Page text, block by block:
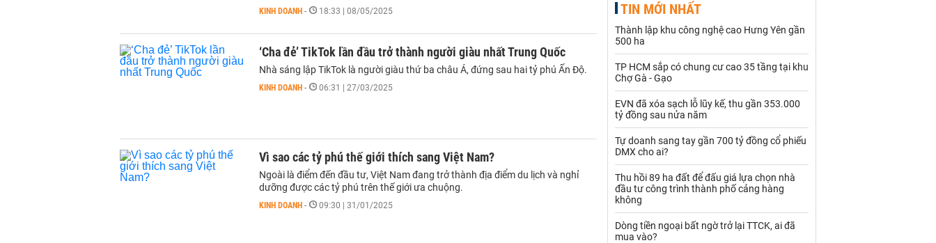
KINH DOANH - 18:33 | 08/05/2025
‘Cha đẻ’ TikTok lần đầu trở thành người giàu nhất Trung Quốc
Nhà sáng lập TikTok là người giàu thứ ba châu Á, đứng sau hai tỷ phú Ấn Độ.
KINH DOANH - 06:31 | 27/03/2025
Vì sao các tỷ phú thế giới thích sang Việt Nam?
Ngoài là điểm đến đầu tư, Việt Nam đang trở thành địa điểm du lịch và nghỉ
dưỡng được các tỷ phú trên thế giới ưa chuộng.
KINH DOANH - 09:30 | 31/01/2025
Hạt điều
Khí đốt
Kim loại khác Mắc ca
Muối Ngũ cốc
Nhựa - Hạt nhựa
Palladium Phân bón
Rau - Củ -Quả Sắt thép
Sữa
TIN MỚI NHẤT
Thành lập khu công nghệ cao Hưng Yên gần
500 ha
TP HCM sắp có chung cư cao 35 tầng tại khu
Chợ Gà - Gạo
EVN đã xóa sạch lỗ lũy kế, thu gần 353.000
tỷ đồng sau nửa năm
Tự doanh sang tay gần 700 tỷ đồng cổ phiếu
DMX cho ai?
Thu hồi 89 ha đất để đấu giá lựa chọn nhà
đầu tư công trình thành phố cảng hàng
không
Dòng tiền ngoại bất ngờ trở lại TTCK, ai đã
mua vào?